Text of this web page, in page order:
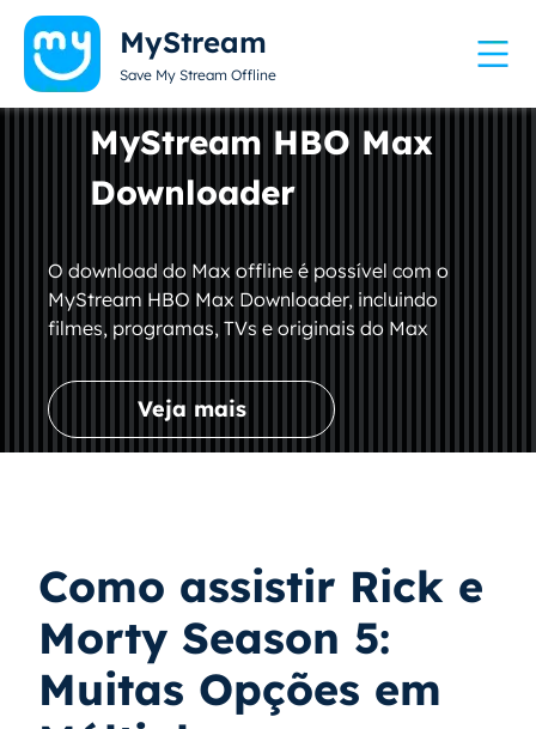
MyStream
Save My Stream Offline
MyStream HBO Max
Downloader
O download do Max offline é possível com o
MyStream HBO Max Downloader, incluindo
filmes, programas, TVs e originais do Max
Veja mais
Como assistir Rick e
Morty Season 5:
Muitas Opções em